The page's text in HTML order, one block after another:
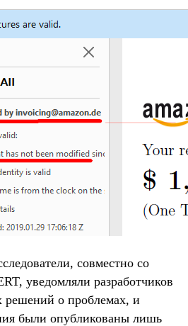
совместно со
уведомляли разработчиков
решений о проблемах, и
были опубликованы лишь